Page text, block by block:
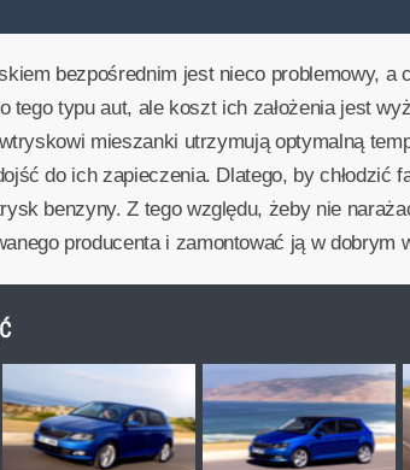
bezpośrednim jest nieco problemowy, a
typu aut, ale koszt ich założenia jest
mieszanki utrzymują optymalną
do ich zapieczenia. Dlatego, by chłodzić
benzyny. Z tego względu, żeby nie
producenta i zamontować ją w dobrym